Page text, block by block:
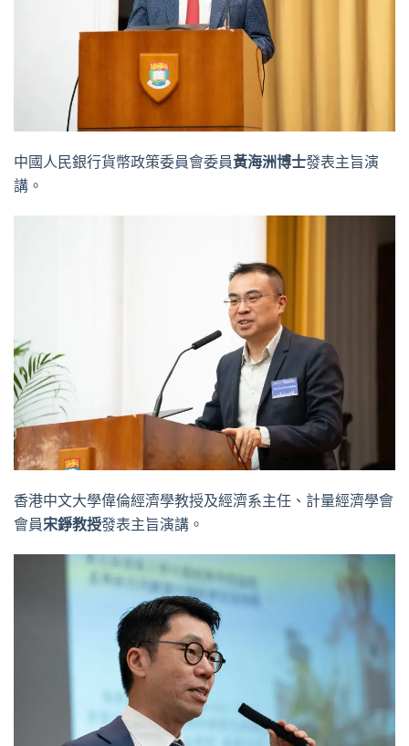
中國人民銀行貨幣政策委員會委員黃海洲博士發表主旨演
講。
香港中文大學偉倫經濟學教授及經濟系主任、計量經濟學會
會員宋錚教授發表主旨演講。